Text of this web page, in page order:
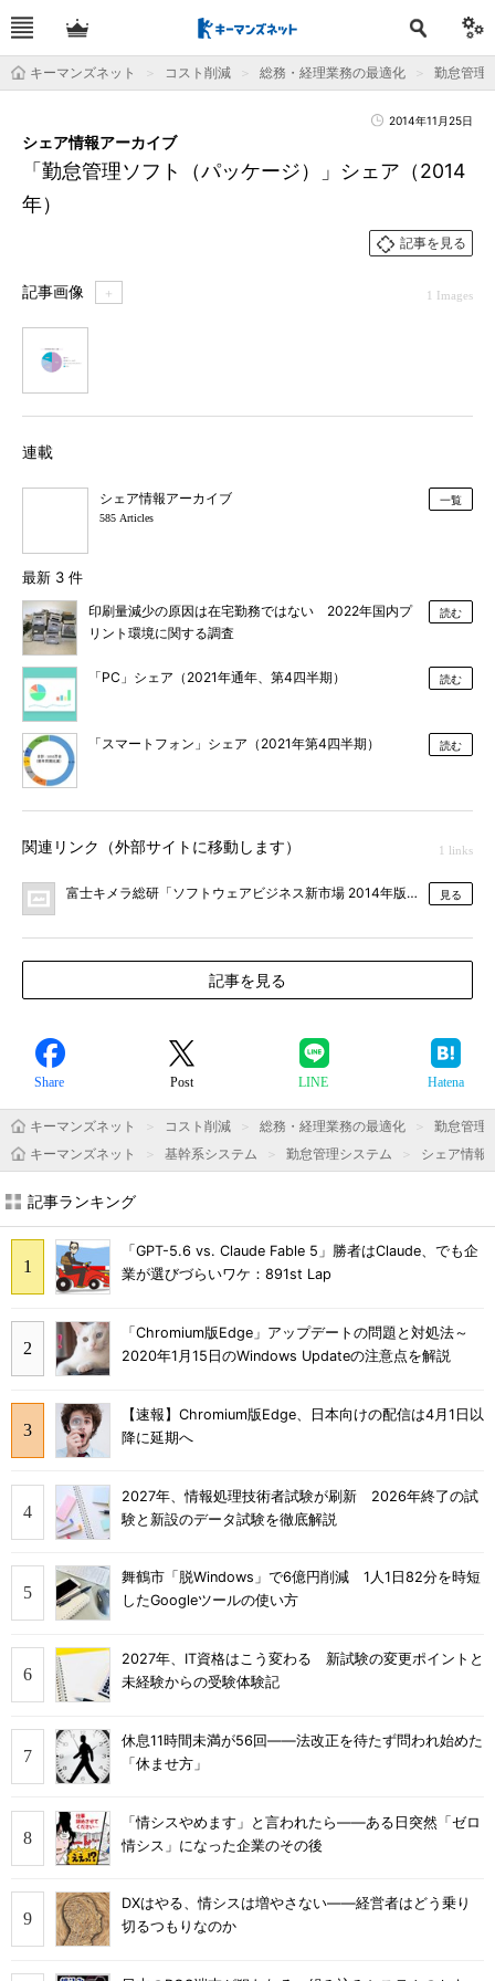
キーマンズネット コスト削減 総務・経理業務の最適化 勤怠管理
2014年11月25日
「勤怠管理ソフト（パッケージ）」シェア（2014
年）
シェア情報アーカイブ
記事を見る
記事画像 ＋ 1 Images
連載
シェア情報アーカイブ
585 Articles
一覧
最新 3 件
印刷量減少の原因は在宅勤務ではない 2022年国内プ
リント環境に関する調査
読む
「PC」シェア（2021年通年、第4四半期） 読む
「スマートフォン」シェア（2021年第4四半期） 読む
関連リンク（外部サイトに移動します） 1 links
富士キメラ総研「ソフトウェアビジネス新市場 2014年版」 見る
記事を見る
Share Post LINE Hatena
キーマンズネット コスト削減 総務・経理業務の最適化
勤怠管理
キーマンズネット
基幹系システム 勤怠管理システム シェア情報
記事ランキング
「GPT-5.6 vs. Claude Fable 5」勝者はClaude、でも企
業が選びづらいワケ：891st Lap
「Chromium版Edge」アップデートの問題と対処法～
2020年1月15日のWindows Updateの注意点を解説
【速報】Chromium版Edge、日本向けの配信は4月1日以
降に延期へ
2027年、情報処理技術者試験が刷新 2026年終了の試
験と新設のデータ試験を徹底解説
舞鶴市「脱Windows」で6億円削減 1人1日82分を時短
したGoogleツールの使い方
2027年、IT資格はこう変わる 新試験の変更ポイントと
未経験からの受験体験記
休息11時間未満が56回――法改正を待たず問われ始めた
「休ませ方」
「情シスやめます」と言われたら――ある日突然「ゼロ
情シス」になった企業のその後
DXはやる、情シスは増やさない――経営者はどう乗り
切るつもりなのか